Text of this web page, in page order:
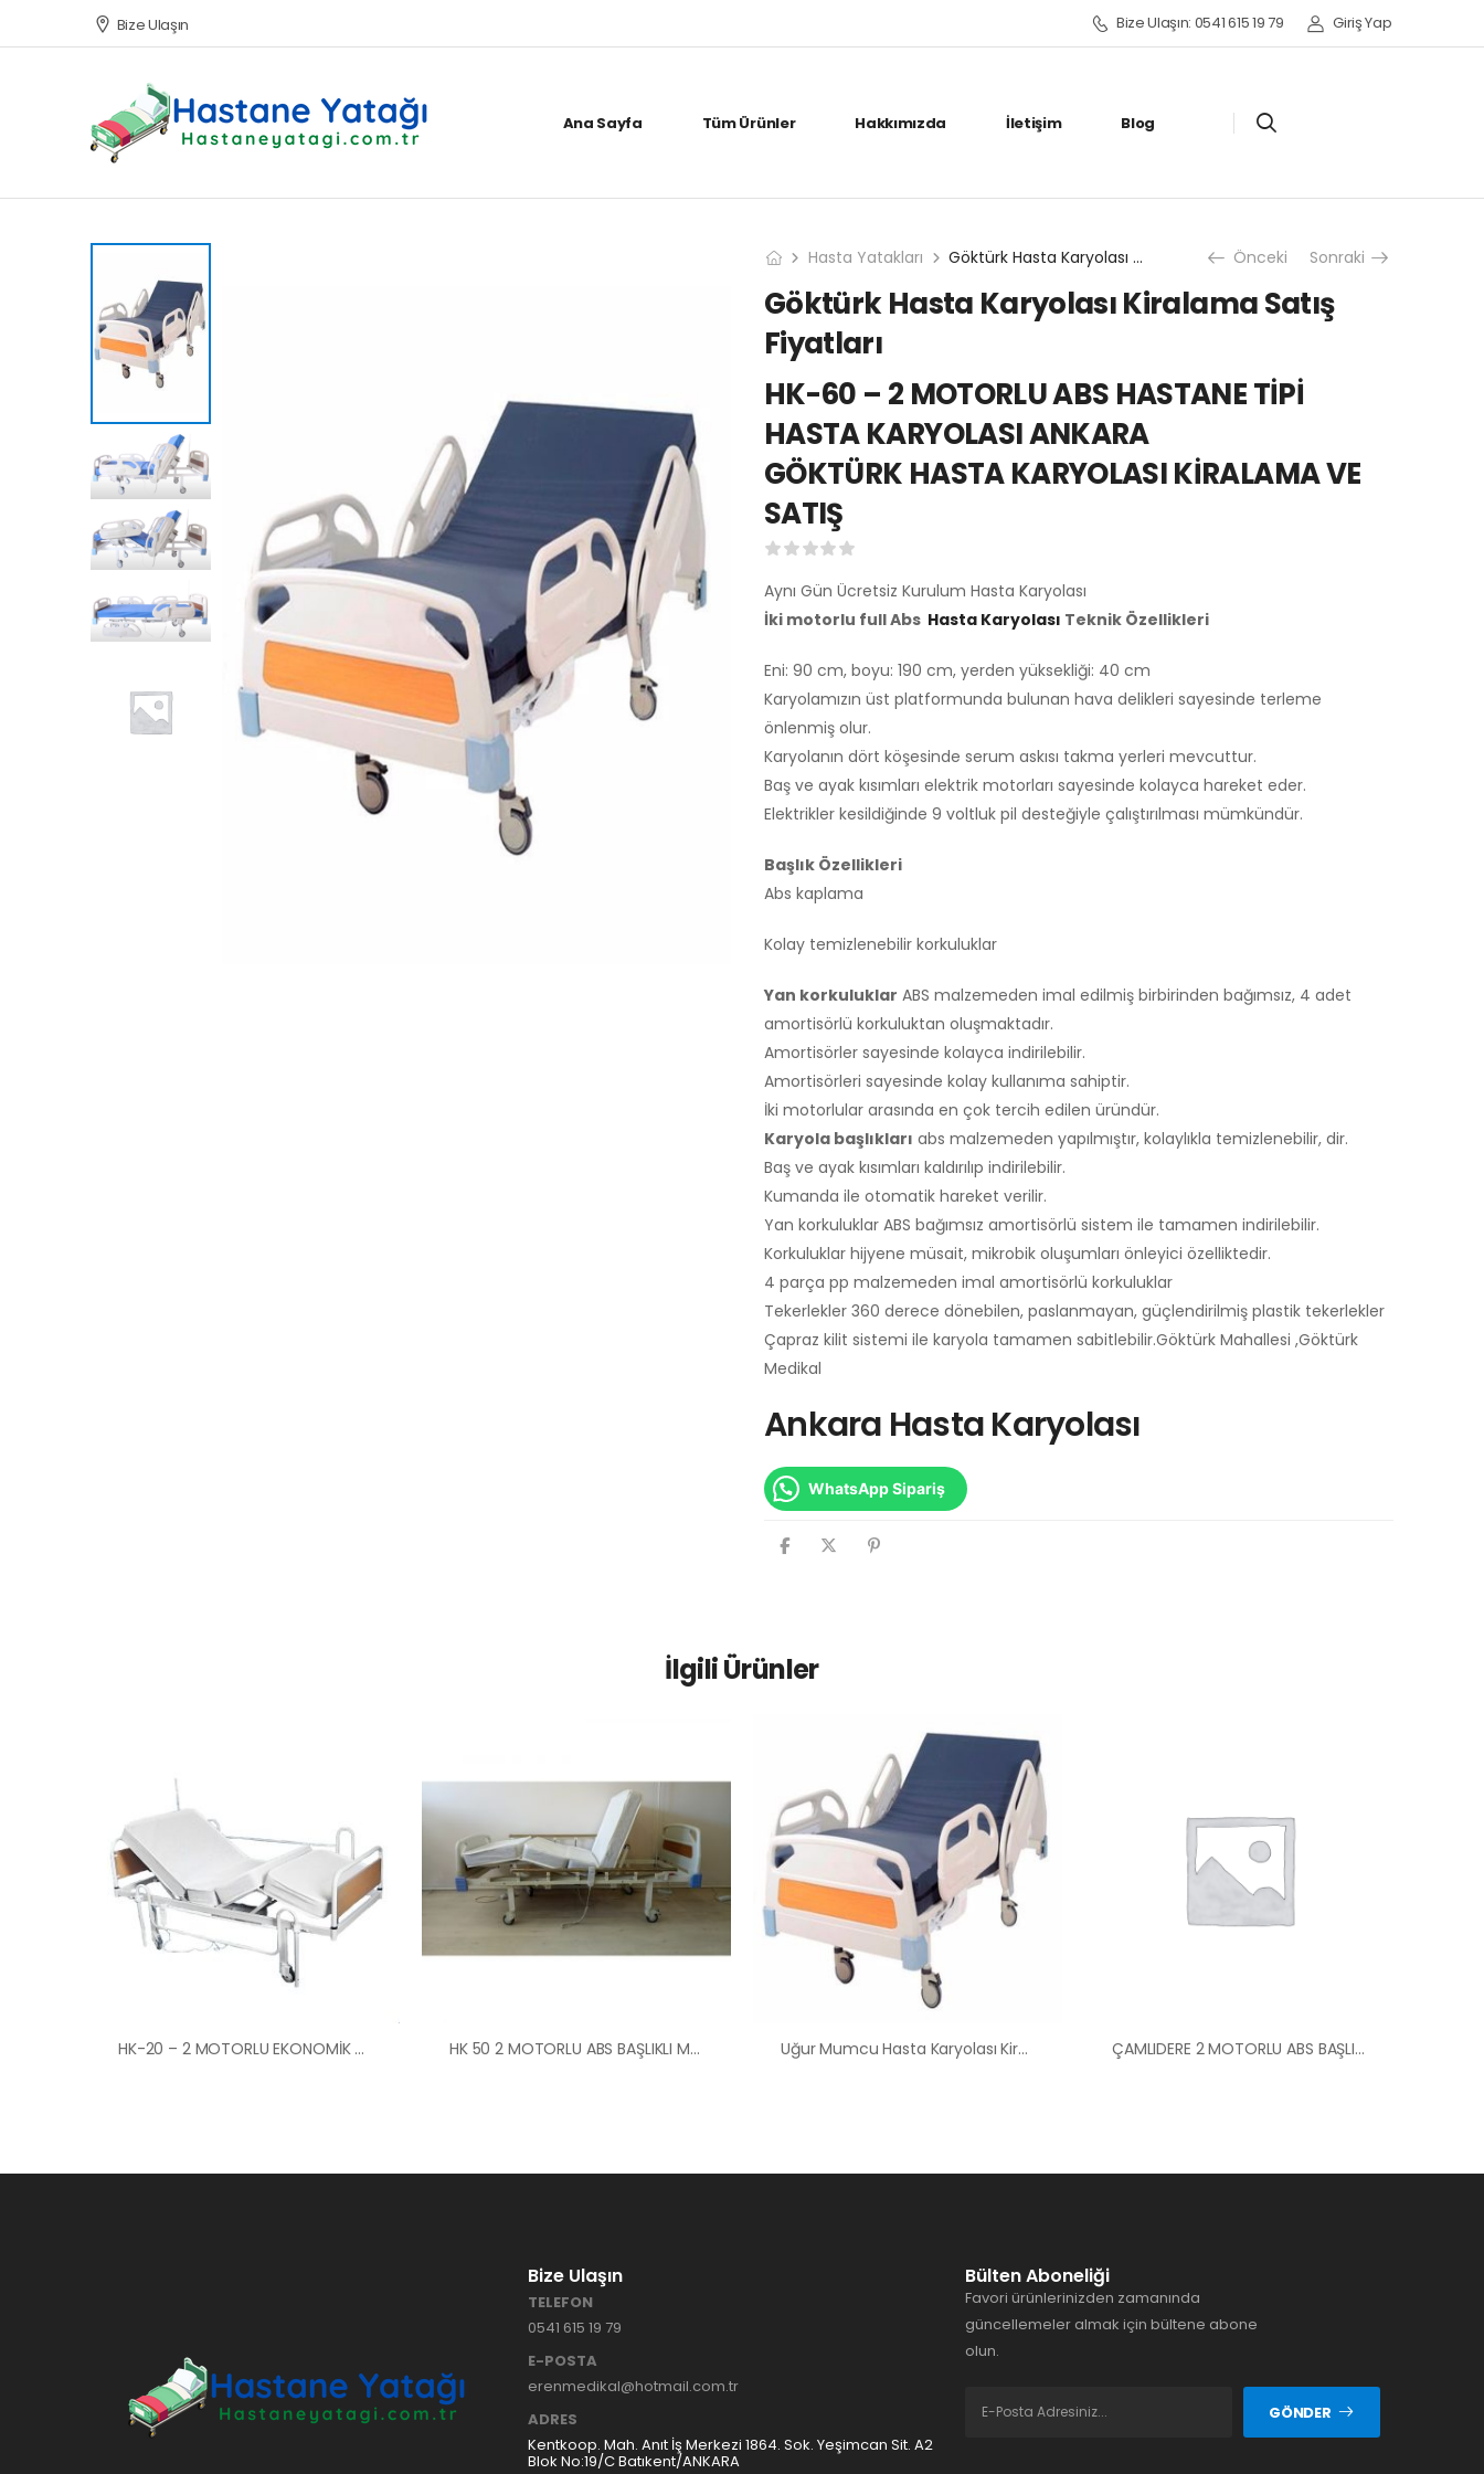
Bize Ulaşın Bize Ulaşın: 0541 615 19 79 Giriş Yap
Ana Sayfa Tüm Ürünler Hakkımızda İletişim Blog
Hasta Yatakları Göktürk Hasta Karyolası Kiralama Satış Fiyatları Önceki Sonraki
Göktürk Hasta Karyolası Kiralama Satış
Fiyatları
HK-60 – 2 MOTORLU ABS HASTANE TİPİ
HASTA KARYOLASI ANKARA
GÖKTÜRK HASTA KARYOLASI KİRALAMA VE
SATIŞ
Aynı Gün Ücretsiz Kurulum Hasta Karyolası
İki motorlu full Abs Hasta Karyolası Teknik Özellikleri
Eni: 90 cm, boyu: 190 cm, yerden yüksekliği: 40 cm
Karyolamızın üst platformunda bulunan hava delikleri sayesinde terleme
önlenmiş olur.
Karyolanın dört köşesinde serum askısı takma yerleri mevcuttur.
Baş ve ayak kısımları elektrik motorları sayesinde kolayca hareket eder.
Elektrikler kesildiğinde 9 voltluk pil desteğiyle çalıştırılması mümkündür.
Başlık Özellikleri
Abs kaplama
Kolay temizlenebilir korkuluklar
Yan korkuluklar ABS malzemeden imal edilmiş birbirinden bağımsız, 4 adet
amortisörlü korkuluktan oluşmaktadır.
Amortisörler sayesinde kolayca indirilebilir.
Amortisörleri sayesinde kolay kullanıma sahiptir.
İki motorlular arasında en çok tercih edilen üründür.
Karyola başlıkları abs malzemeden yapılmıştır, kolaylıkla temizlenebilir, dir.
Baş ve ayak kısımları kaldırılıp indirilebilir.
Kumanda ile otomatik hareket verilir.
Yan korkuluklar ABS bağımsız amortisörlü sistem ile tamamen indirilebilir.
Korkuluklar hijyene müsait, mikrobik oluşumları önleyici özelliktedir.
4 parça pp malzemeden imal amortisörlü korkuluklar
Tekerlekler 360 derece dönebilen, paslanmayan, güçlendirilmiş plastik tekerlekler
Çapraz kilit sistemi ile karyola tamamen sabitlebilir.Göktürk Mahallesi ,Göktürk
Medikal
Ankara Hasta Karyolası
WhatsApp Sipariş
İlgili Ürünler
HK-20 – 2 MOTORLU EKONOMİK HASTA KARYOLASI ANKARA HK 50 2 MOTORLU ABS BAŞLIKLI MERDİVEN KORKULUKLU HASTA KARYOLASI Ankara Kiralık Hasta Karyolası Hasta Yatağı Ankara Uğur Mumcu Hasta Karyolası Kiralama Satış Fiyatları ÇAMLIDERE 2 MOTORLU ABS BAŞLI HASTA YATAĞI
Bize Ulaşın
TELEFON
0541 615 19 79
E-POSTA
erenmedikal@hotmail.com.tr
ADRES
Kentkoop. Mah. Anıt İş Merkezi 1864. Sok. Yeşimcan Sit. A2
Blok No:19/C Batıkent/ANKARA
Bülten Aboneliği
Favori ürünlerinizden zamanında
güncellemeler almak için bültene abone
olun.
GÖNDER